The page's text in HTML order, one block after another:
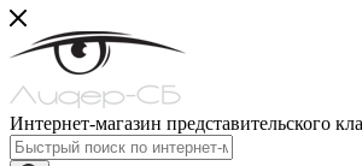
Интернет-магазин представительского